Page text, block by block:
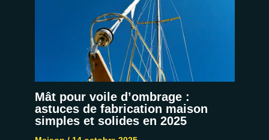
Mât pour voile d’ombrage :
astuces de fabrication maison
simples et solides en 2025